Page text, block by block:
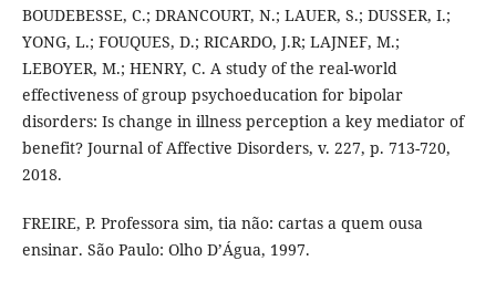
BOUDEBESSE, C.; DRANCOURT, N.; LAUER, S.; DUSSER, I.;
YONG, L.; FOUQUES, D.; RICARDO, J.R; LAJNEF, M.;
LEBOYER, M.; HENRY, C. A study of the real-world
effectiveness of group psychoeducation for bipolar
disorders: Is change in illness perception a key mediator of
benefit? Journal of Affective Disorders, v. 227, p. 713-720,
2018.
FREIRE, P. Professora sim, tia não: cartas a quem ousa
ensinar. São Paulo: Olho D’Água, 1997.